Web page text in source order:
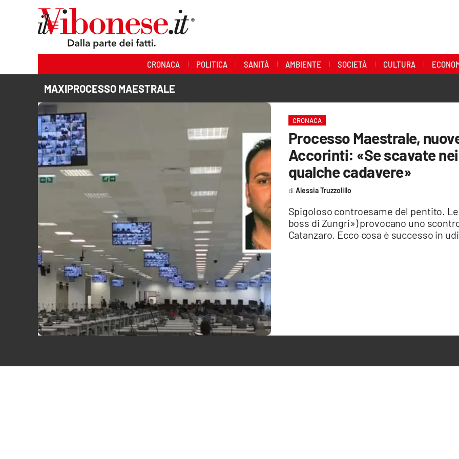
CRONACA POLITICA SANITÀ AMBIENTE SOCIETÀ CULTURA
MAXIPROCESSO MAESTRALE
CRONACA
Processo Maestrale,
Accorinti: «Se scavate
qualche cadavere»
Spigoloso controesame del pentito.
boss di Zungri») provocano uno
Catanzaro. Ecco cosa è successo in
Alessia Truzzolillo